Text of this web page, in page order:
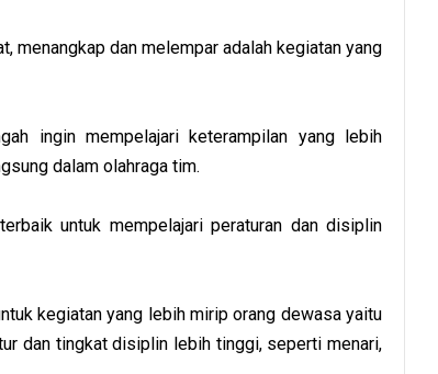
menangkap dan melempar adalah kegiatan yang
ingin mempelajari keterampilan yang lebih
dalam olahraga tim.
untuk mempelajari peraturan dan disiplin
kegiatan yang lebih mirip orang dewasa yaitu
dan tingkat disiplin lebih tinggi, seperti menari,